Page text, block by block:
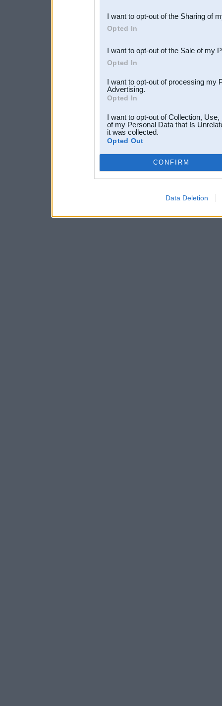
Downstream Participants
third parties.
I want to opt-out of the Sharing of
Opted In
I want to opt-out of the Sale of my
Opted In
I want to opt-out of processing my
Advertising.
Opted In
I want to opt-out of Collection,
of my Personal Data that Is
it was collected.
Opted Out
CONFIRM
Data Deletion